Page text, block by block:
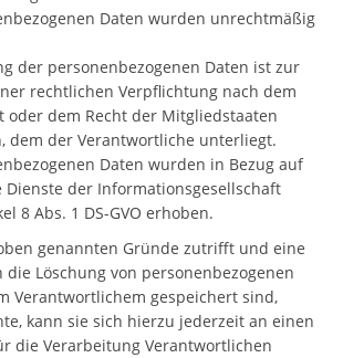
Daten wurden unrechtmäßig
der personenbezogenen Daten ist zur
rechtlichen Verpflichtung nach dem
oder dem Recht der Mitgliedstaaten
dem der Verantwortliche unterliegt.
Daten wurden in Bezug auf
Dienste der Informationsgesellschaft
8 Abs. 1 DS-GVO erhoben.
genannten Gründe zutrifft und eine
die Löschung von personenbezogenen
Verantwortlichem gespeichert sind,
kann sie sich hierzu jederzeit an einen
die Verarbeitung Verantwortlichen